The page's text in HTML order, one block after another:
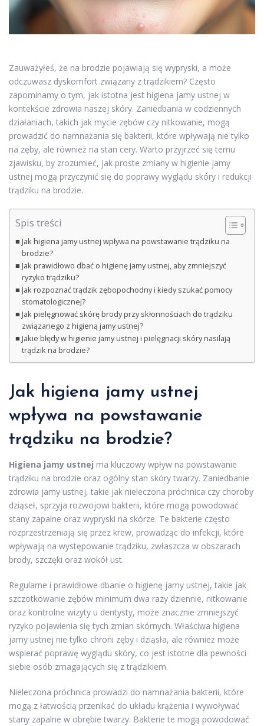
Zauważyłeś, że na brodzie pojawiają się wypryski, a może
odczuwasz dyskomfort związany z trądzikiem? Często
zapominamy o tym, jak istotna jest higiena jamy ustnej w
kontekście zdrowia naszej skóry. Zaniedbania w codziennych
działaniach, takich jak mycie zębów czy nitkowanie, mogą
prowadzić do namnażania się bakterii, które wpływają nie tylko
na zęby, ale również na stan cery. Warto przyjrzeć się temu
zjawisku, by zrozumieć, jak proste zmiany w higienie jamy
ustnej mogą przyczynić się do poprawy wyglądu skóry i redukcji
trądziku na brodzie.
Spis treści
Jak higiena jamy ustnej wpływa na powstawanie trądziku na
brodzie?
Jak prawidłowo dbać o higienę jamy ustnej, aby zmniejszyć
ryzyko trądziku?
Jak rozpoznać trądzik zębopochodny i kiedy szukać pomocy
stomatologicznej?
Jak pielęgnować skórę brody przy skłonnościach do trądziku
związanego z higieną jamy ustnej?
Jakie błędy w higienie jamy ustnej i pielęgnacji skóry nasilają
trądzik na brodzie?
Jak higiena jamy ustnej
wpływa na powstawanie
trądziku na brodzie?
Higiena jamy ustnej ma kluczowy wpływ na powstawanie
trądziku na brodzie oraz ogólny stan skóry twarzy. Zaniedbanie
zdrowia jamy ustnej, takie jak nieleczona próchnica czy choroby
dziąseł, sprzyja rozwojowi bakterii, które mogą powodować
stany zapalne oraz wypryski na skórze. Te bakterie często
rozprzestrzeniają się przez krew, prowadząc do infekcji, które
wpływają na występowanie trądziku, zwłaszcza w obszarach
brody, szczęki oraz wokół ust.
Regularne i prawidłowe dbanie o higienę jamy ustnej, takie jak
szczotkowanie zębów minimum dwa razy dziennie, nitkowanie
oraz kontrolne wizyty u dentysty, może znacznie zmniejszyć
ryzyko pojawienia się tych zmian skórnych. Właściwa higiena
jamy ustnej nie tylko chroni zęby i dziąsła, ale również może
wspierać poprawę wyglądu skóry, co jest istotne dla pewności
siebie osób zmagających się z trądzikiem.
Nieleczona próchnica prowadzi do namnażania bakterii, które
mogą z łatwością przenikać do układu krążenia i wywoływać
stany zapalne w obrębie twarzy. Bakterie te mogą powodować